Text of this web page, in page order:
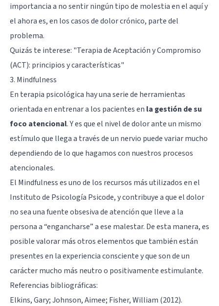
importancia a no sentir ningún tipo de molestia en el aquí y
el ahora es, en los casos de dolor crónico, parte del
problema.
Quizás te interese: "Terapia de Aceptación y Compromiso
(ACT): principios y características"
3. Mindfulness
En terapia psicológica hay una serie de herramientas
orientada en entrenar a los pacientes en la gestión de su
foco atencional. Y es que el nivel de dolor ante un mismo
estímulo que llega a través de un nervio puede variar mucho
dependiendo de lo que hagamos con nuestros procesos
atencionales.
El Mindfulness es uno de los recursos más utilizados en el
Instituto de Psicología Psicode, y contribuye a que el dolor
no sea una fuente obsesiva de atención que lleve a la
persona a “engancharse” a ese malestar. De esta manera, es
posible valorar más otros elementos que también están
presentes en la experiencia consciente y que son de un
carácter mucho más neutro o positivamente estimulante.
Referencias bibliográficas:
Elkins, Gary; Johnson, Aimee; Fisher, William (2012).